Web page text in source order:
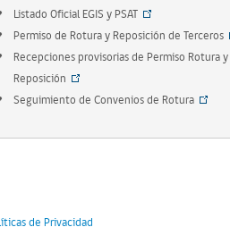
Listado Oficial EGIS y PSAT
Permiso de Rotura y Reposición de Terceros
Recepciones provisorias de Permiso Rotura y
Reposición
Seguimiento de Convenios de Rotura
de Privacidad